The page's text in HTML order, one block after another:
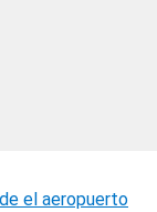
el aeropuerto